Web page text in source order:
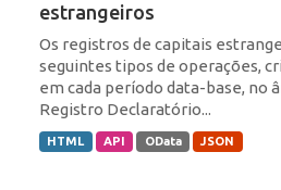
estrangeiros
Os registros de capitais
seguintes tipos de operações,
em cada período data-base, no
Registro Declaratório...
HTML API OData JSON